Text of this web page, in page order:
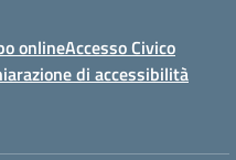
onlineAccesso Civico
di accessibilità